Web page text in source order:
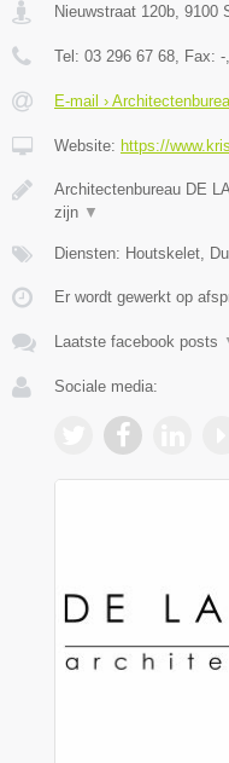
Nieuwstraat 120b 9100
Tel: 03 296 67 68 , Fax: -
E-mail ›
Website: https://
Architectenbureau DE
zijn ▼
Diensten: Houtskelet,
Er wordt gewerkt op
Laatste facebook posts
Sociale media: